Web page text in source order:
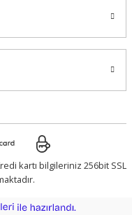
kartı bilgileriniz 256bit SSL
e-